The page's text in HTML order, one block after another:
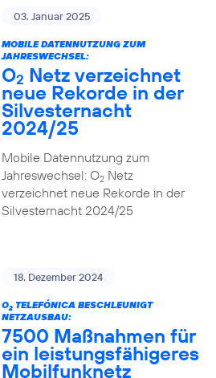
03. Januar 2025
MOBILE DATENNUTZUNG ZUM
JAHRESWECHSEL:
O2 Netz verzeichnet
neue Rekorde in der
Silvesternacht
2024/25
Mobile Datennutzung zum
Jahreswechsel: O2Netz
verzeichnet neue Rekorde in der
Silvesternacht 2024/25
18. Dezember 2024
O2TELEFÓNICA BESCHLEUNIGT
NETZAUSBAU:
7500 Maßnahmen für
ein leistungsfähigeres
Mobilfunknetz